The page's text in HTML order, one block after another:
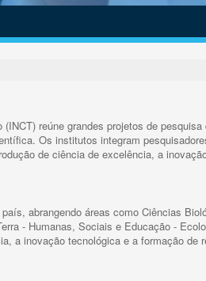
reúne grandes projetos de pesquisa
Os institutos integram
de ciência de excelência, a
abrangendo áreas como Ciências
- Humanas, Sociais e Educação -
a inovação tecnológica e a formação de